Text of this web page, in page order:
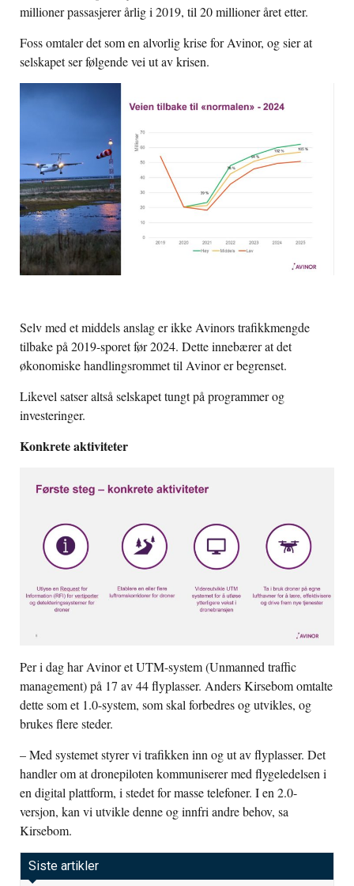
millioner passasjerer årlig i 2019, til 20 millioner året etter.
Foss omtaler det som en alvorlig krise for Avinor, og sier at
selskapet ser følgende vei ut av krisen.
Selv med et middels anslag er ikke Avinors trafikkmengde
tilbake på 2019-sporet før 2024. Dette innebærer at det
økonomiske handlingsrommet til Avinor er begrenset.
Likevel satser altså selskapet tungt på programmer og
investeringer.
Konkrete aktiviteter
Per i dag har Avinor et UTM-system (Unmanned traffic
management) på 17 av 44 flyplasser. Anders Kirsebom omtalte
dette som et 1.0-system, som skal forbedres og utvikles, og
brukes flere steder.
– Med systemet styrer vi trafikken inn og ut av flyplasser. Det
handler om at dronepiloten kommuniserer med flygeledelsen i
en digital plattform, i stedet for masse telefoner. I en 2.0-
versjon, kan vi utvikle denne og innfri andre behov, sa
Kirsebom.
Siste artikler